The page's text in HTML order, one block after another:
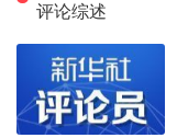
评论综述